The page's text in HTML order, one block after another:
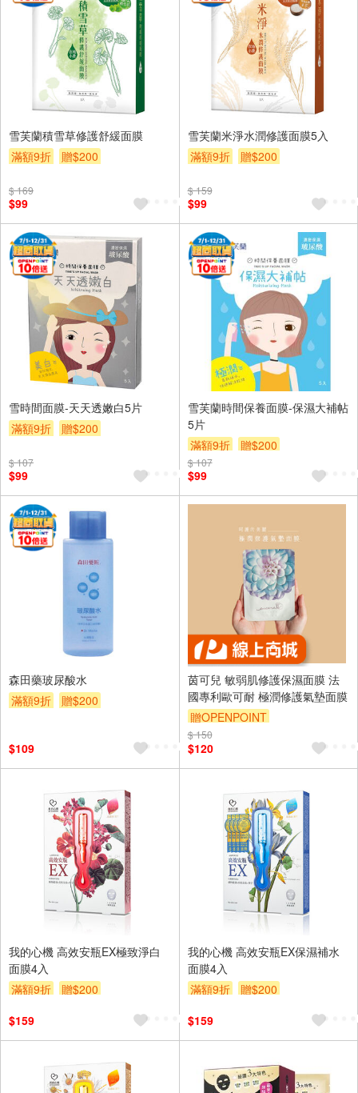
雪芙蘭積雪草修護舒緩面膜
滿額9折
贈$200
$ 169
$99
雪芙蘭米淨水潤修護面膜5入
滿額9折
贈$200
$ 159
$99
雪時間面膜-天天透嫩白5片
滿額9折
贈$200
$ 107
$99
雪芙蘭時間保養面膜-保濕大補帖
5片
滿額9折
贈$200
$ 107
$99
森田藥玻尿酸水
滿額9折
贈$200
$109
茵可兒 敏弱肌修護保濕面膜 法
國專利歐可耐 極潤修護氣墊面膜
贈OPENPOINT
$ 150
$120
我的心機 高效安瓶EX極致淨白
面膜4入
滿額9折
贈$200
$159
我的心機 高效安瓶EX保濕補水
面膜4入
滿額9折
贈$200
$159